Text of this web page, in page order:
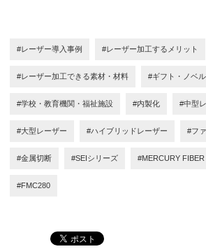
#レーザー導入事例 #レーザー加工するメリット
#レーザー加工できる素材・材料 #ギフト・ノベ
#学校・教育機関・福祉施設 #内製化 #中型
#大型レーザー #ハイブリッドレーザー #フ
#金属切断 #SEIシリーズ #MERCURY FIBER
#FMC280